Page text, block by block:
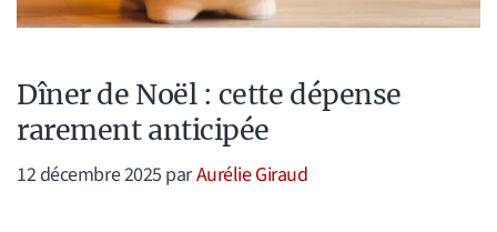
Dîner de Noël : cette dépense
rarement anticipée
12 décembre 2025 parAurélie Giraud